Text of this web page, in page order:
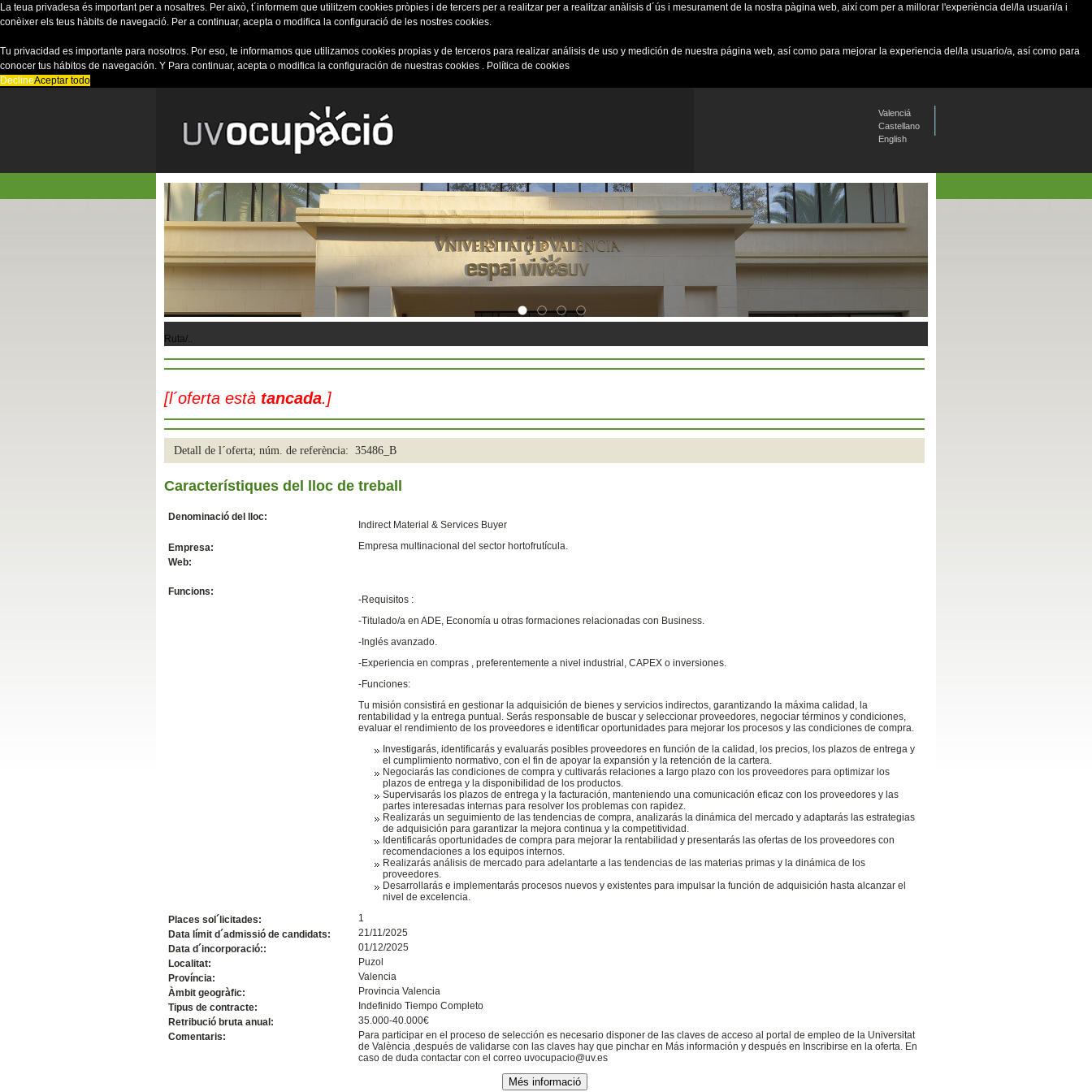
La teua privadesa és important per a nosaltres. Per això, t´informem que utilitzem cookies pròpies i de tercers per a realitzar per a realitzar anàlisis d´ús i mesurament de la nostra pàgina web, així com per a millorar l'experiència del/la usuari/a i
conèixer els teus hàbits de navegació. Per a continuar, acepta o modifica la configuració de les nostres cookies.
Tu privacidad es importante para nosotros. Por eso, te informamos que utilizamos cookies propias y de terceros para realizar análisis de uso y medición de nuestra página web, así como para mejorar la experiencia del/la usuario/a, así como para
conocer tus hábitos de navegación. Y Para continuar, acepta o modifica la configuración de nuestras cookies . Política de cookies
DeclineAceptar todo
Valenciá
Castellano
English
Slide01
Slide32
Ruta/..
[l´oferta està tancada.]
Detall de l´oferta; núm. de referència: 35486_B
Característiques del lloc de treball
Denominació del lloc:
Indirect Material & Services Buyer
Empresa:
Empresa multinacional del sector hortofrutícula.
Web:
Funcions:
-Requisitos :
-Titulado/a en ADE, Economía u otras formaciones relacionadas con Business.
-Inglés avanzado.
-Experiencia en compras , preferentemente a nivel industrial, CAPEX o inversiones.
-Funciones:
Tu misión consistirá en gestionar la adquisición de bienes y servicios indirectos, garantizando la máxima calidad, la
rentabilidad y la entrega puntual. Serás responsable de buscar y seleccionar proveedores, negociar términos y condiciones,
evaluar el rendimiento de los proveedores e identificar oportunidades para mejorar los procesos y las condiciones de compra.
Investigarás, identificarás y evaluarás posibles proveedores en función de la calidad, los precios, los plazos de entrega y
el cumplimiento normativo, con el fin de apoyar la expansión y la retención de la cartera.
Negociarás las condiciones de compra y cultivarás relaciones a largo plazo con los proveedores para optimizar los
plazos de entrega y la disponibilidad de los productos.
Supervisarás los plazos de entrega y la facturación, manteniendo una comunicación eficaz con los proveedores y las
partes interesadas internas para resolver los problemas con rapidez.
Realizarás un seguimiento de las tendencias de compra, analizarás la dinámica del mercado y adaptarás las estrategias
de adquisición para garantizar la mejora continua y la competitividad.
Identificarás oportunidades de compra para mejorar la rentabilidad y presentarás las ofertas de los proveedores con
recomendaciones a los equipos internos.
Realizarás análisis de mercado para adelantarte a las tendencias de las materias primas y la dinámica de los
proveedores.
Desarrollarás e implementarás procesos nuevos y existentes para impulsar la función de adquisición hasta alcanzar el
nivel de excelencia.
Places sol´licitades:
1
Data límit d´admissió de candidats:
21/11/2025
Data d´incorporació::
01/12/2025
Localitat:
Puzol
Província:
Valencia
Àmbit geogràfic:
Provincia Valencia
Tipus de contracte:
Indefinido Tiempo Completo
Retribució bruta anual:
35.000-40.000€
Comentaris:
Para participar en el proceso de selección es necesario disponer de las claves de acceso al portal de empleo de la Universitat
de València ,después de validarse con las claves hay que pinchar en Más información y después en Inscribirse en la oferta. En
caso de duda contactar con el correo uvocupacio@uv.es